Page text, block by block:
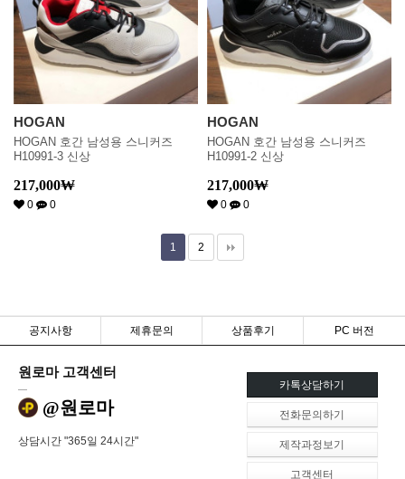
HOGAN
HOGAN 호간 남성용 스니커즈
H10991-3 신상
217,000₩
0 0
HOGAN
HOGAN 호간 남성용 스니커즈
H10991-2 신상
217,000₩
0 0
1 2
공지사항 제휴문의 상품후기 PC 버전
원로마 고객센터
@원로마
상담시간 "365일 24시간"
카톡상담하기
전화문의하기
제작과정보기
고객센터